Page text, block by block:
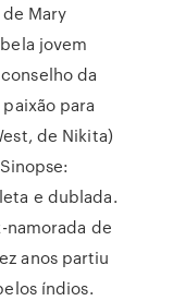
Mary
jovem
da
para
de Nikita)
e dublada.
namorada de
anos partiu
índios.